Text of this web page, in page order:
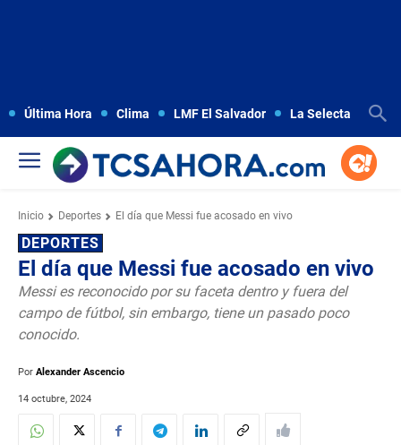
Última Hora Clima LMF El Salvador La Selecta
Inicio Deportes El día que Messi fue acosado en vivo
DEPORTES
El día que Messi fue acosado en vivo
Messi es reconocido por su faceta dentro y fuera del
campo de fútbol, sin embargo, tiene un pasado poco
conocido.
Por Alexander Ascencio
14 octubre, 2024